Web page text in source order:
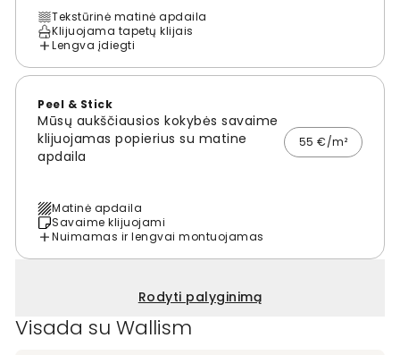
Tekstūrinė matinė apdaila
Klijuojama tapetų klijais
Lengva įdiegti
Peel & Stick
Mūsų aukščiausios kokybės savaime
klijuojamas popierius su matine
apdaila
55 €/m²
Matinė apdaila
Savaime klijuojami
Nuimamas ir lengvai montuojamas
Rodyti palyginimą
Visada su Wallism